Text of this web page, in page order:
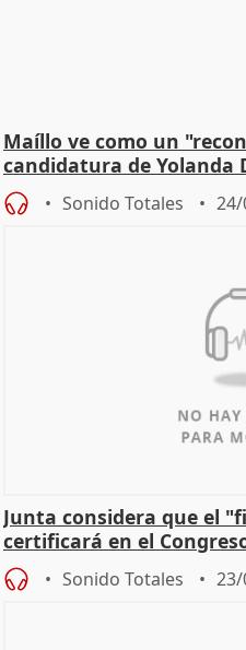
Maíllo ve como un
candidatura de Yolanda
Sonido Totales
Junta considera que el
certificará en el
de
Sonido Totales